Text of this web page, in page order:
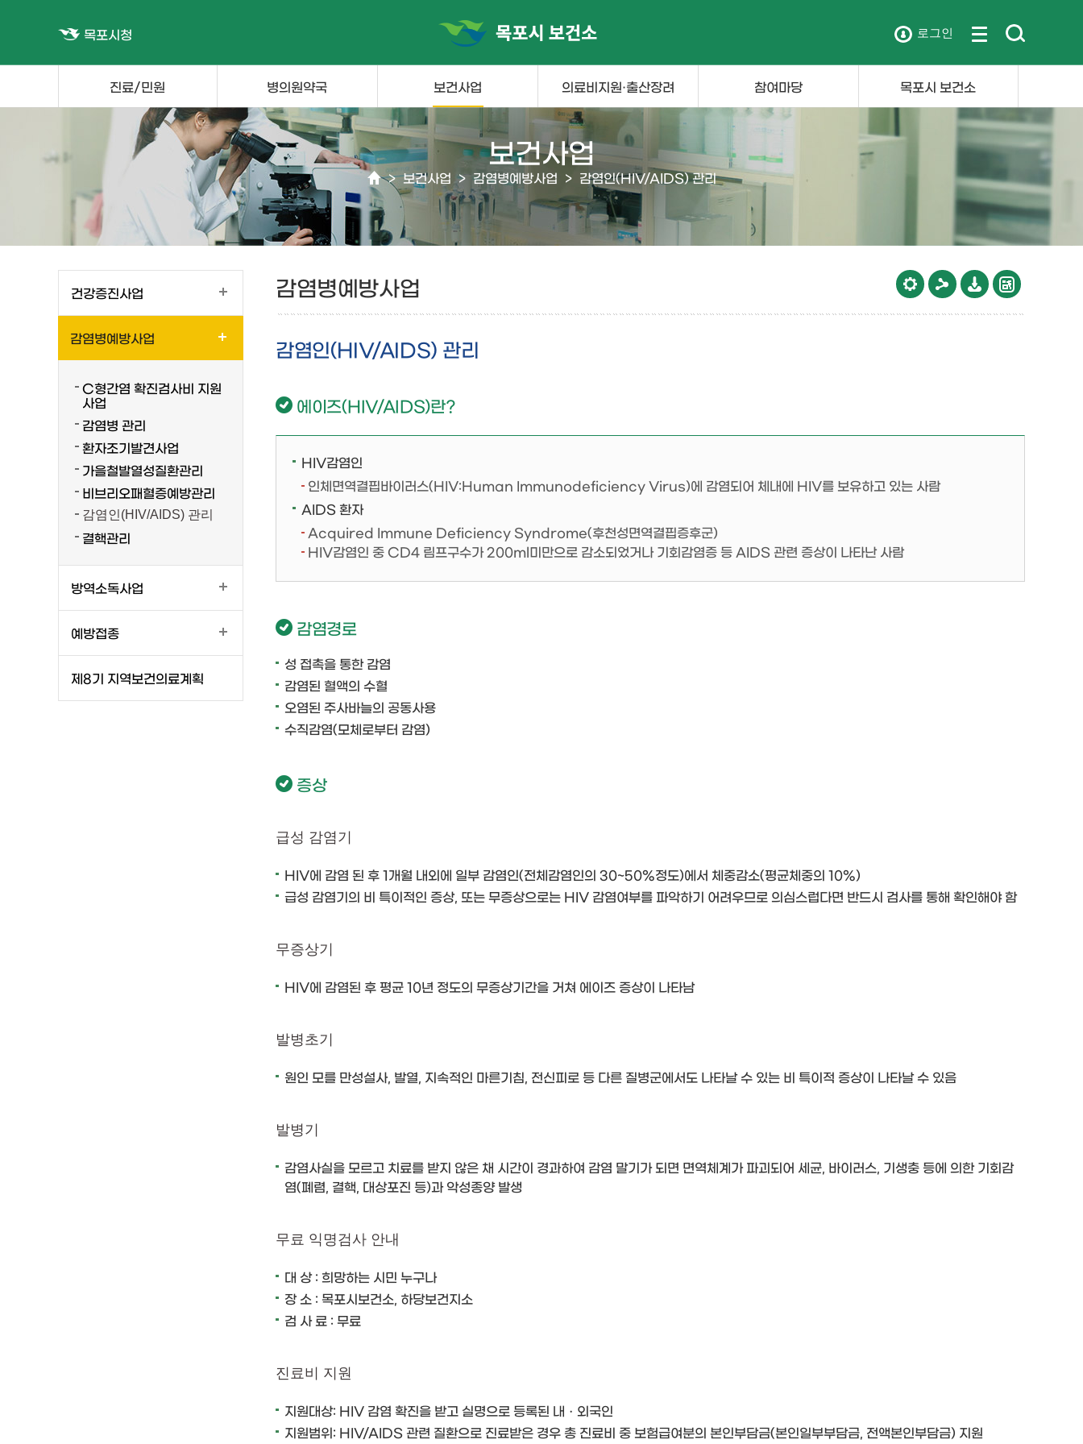
목포시청 로그인
진료/민원 병의원약국 보건사업 의료비지원·출산장려 참여마당 목포시 보건소
보건사업
> 보건사업 > 감염병예방사업 > 감염인(HIV/AIDS) 관리
건강증진사업
감염병예방사업
C형간염 확진검사비 지원
사업
감염병 관리
환자조기발견사업
가을철발열성질환관리
비브리오패혈증예방관리
감염인(HIV/AIDS) 관리
결핵관리
방역소독사업
예방접종
제8기 지역보건의료계획
감염병예방사업
감염인(HIV/AIDS) 관리
에이즈(HIV/AIDS)란?
HIV감염인
인체면역결핍바이러스(HIV:Human Immunodeficiency Virus)에 감염되어 체내에 HIV를 보유하고 있는 사람
AIDS 환자
Acquired Immune Deficiency Syndrome(후천성면역결핍증후군)
HIV감염인 중 CD4 림프구수가 200ml미만으로 감소되었거나 기회감염증 등 AIDS 관련 증상이 나타난 사람
감염경로
성 접촉을 통한 감염
감염된 혈액의 수혈
오염된 주사바늘의 공동사용
수직감염(모체로부터 감염)
증상
급성 감염기
HIV에 감염 된 후 1개월 내외에 일부 감염인(전체감염인의 30~50%정도)에서 체중감소(평균체중의 10%)
급성 감염기의 비 특이적인 증상, 또는 무증상으로는 HIV 감염여부를 파악하기 어려우므로 의심스럽다면 반드시 검사를 통해 확인해야 함
무증상기
HIV에 감염된 후 평균 10년 정도의 무증상기간을 거쳐 에이즈 증상이 나타남
발병초기
원인 모를 만성설사, 발열, 지속적인 마른기침, 전신피로 등 다른 질병군에서도 나타날 수 있는 비 특이적 증상이 나타날 수 있음
발병기
감염사실을 모르고 치료를 받지 않은 채 시간이 경과하여 감염 말기가 되면 면역체계가 파괴되어 세균, 바이러스, 기생충 등에 의한 기회감
염(폐렴, 결핵, 대상포진 등)과 악성종양 발생
무료 익명검사 안내
대 상 : 희망하는 시민 누구나
장 소 : 목포시보건소, 하당보건지소
검 사 료 : 무료
진료비 지원
지원대상: HIV 감염 확진을 받고 실명으로 등록된 내ㆍ외국인
지원범위: HIV/AIDS 관련 질환으로 진료받은 경우 총 진료비 중 보험급여분의 본인부담금(본인일부부담금, 전액본인부담금) 지원